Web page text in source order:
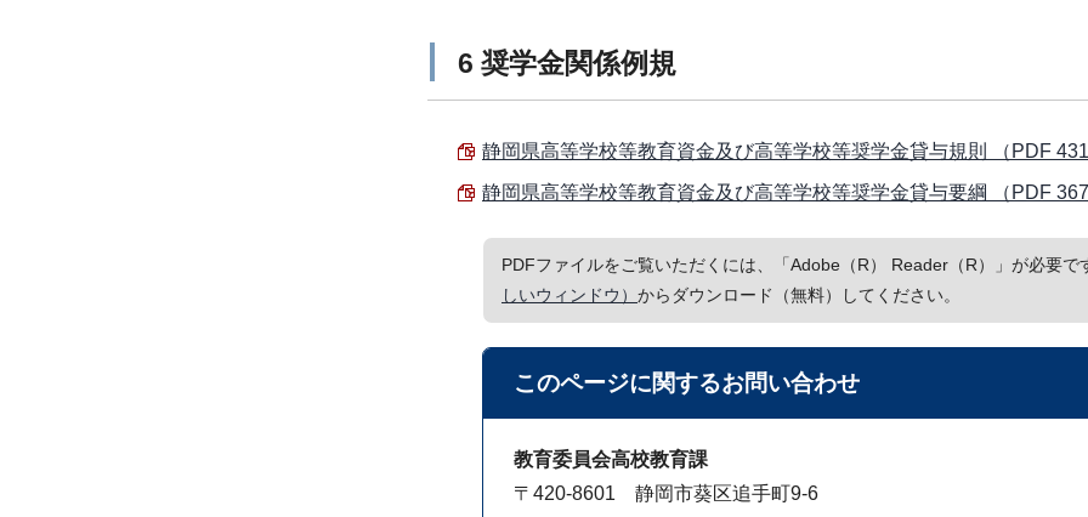
6 奨学金関係例規
静岡県高等学校等教育資金及び高等学校等奨学金貸与規則 （PDF
静岡県高等学校等教育資金及び高等学校等奨学金貸与要綱 （PDF
PDFファイルをご覧いただくには、「Adobe（R） Reader（R）」が必要で
しいウィンドウ） からダウンロード（無料）してください。
このページに関するお問い合わせ
教育委員会高校教育課
〒420-8601 静岡市葵区追手町9-6